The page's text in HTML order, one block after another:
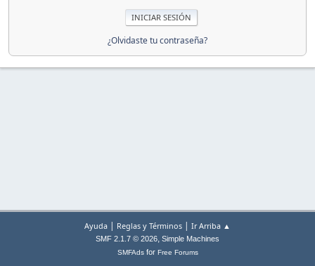
¿Olvidaste tu contraseña?
Ayuda | Reglas y Términos | Ir Arriba ▲
SMF 2.1.7 © 2026, Simple Machines
SMFAdsfor Free Forums